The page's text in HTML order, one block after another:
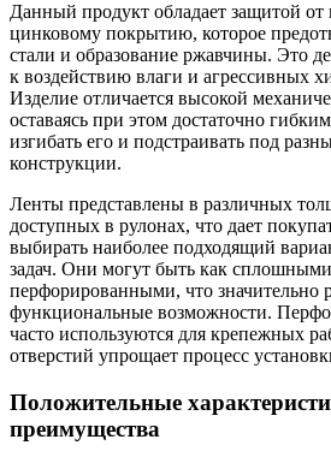
Данный продукт обладает защитой от
цинковому покрытию, которое
стали и образование ржавчины. Это
к воздействию влаги и агрессивных
Изделие отличается высокой
оставаясь при этом достаточно
изгибать его и подстраивать под
конструкции.
Ленты представлены в различных
доступных в рулонах, что дает
выбирать наиболее подходящий
задач. Они могут быть как
перфорированными, что значительно
функциональные возможности.
часто используются для крепежных
отверстий упрощает процесс
Положительные
преимущества